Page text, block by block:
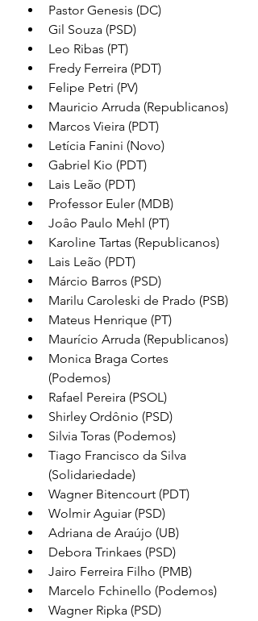
Pastor Genesis (DC)
Gil Souza (PSD)
Leo Ribas (PT)
Fredy Ferreira (PDT)
Felipe Petri (PV)
Mauricio Arruda (Republicanos)
Marcos Vieira (PDT)
Letícia Fanini (Novo)
Gabriel Kio (PDT)
Lais Leão (PDT)
Professor Euler (MDB)
Joâo Paulo Mehl (PT)
Karoline Tartas (Republicanos)
Lais Leão (PDT)
Márcio Barros (PSD)
Marilu Caroleski de Prado (PSB)
Mateus Henrique (PT)
Maurício Arruda (Republicanos)
Monica Braga Cortes
(Podemos)
Rafael Pereira (PSOL)
Shirley Ordônio (PSD)
Silvia Toras (Podemos)
Tiago Francisco da Silva
(Solidariedade)
Wagner Bitencourt (PDT)
Wolmir Aguiar (PSD)
Adriana de Araújo (UB)
Debora Trinkaes (PSD)
Jairo Ferreira Filho (PMB)
Marcelo Fchinello (Podemos)
Wagner Ripka (PSD)